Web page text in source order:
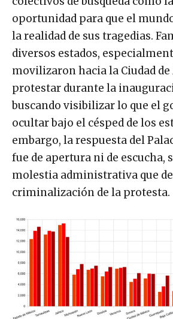
oportunidad para que el
la realidad de sus tragedias.
diversos estados,
movilizaron hacia la Ciudad
protestar durante la
buscando visibilizar lo que el
ocultar bajo el césped de los
embargo, la respuesta del
fue de apertura ni de escucha,
molestia administrativa que
criminalización de la protesta.